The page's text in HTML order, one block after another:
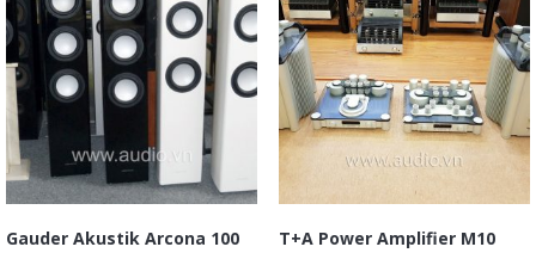
Gauder Akustik Arcona 100
T+A Power Amplifier M10